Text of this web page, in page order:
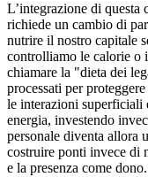
L’integrazione di questa
richiede un cambio di
nutrire il nostro capitale
controlliamo le calorie o
chiamare la "dieta dei
processati per
le interazioni superficiali
energia, investendo
personale diventa allora
costruire ponti invece di
e la presenza come dono.